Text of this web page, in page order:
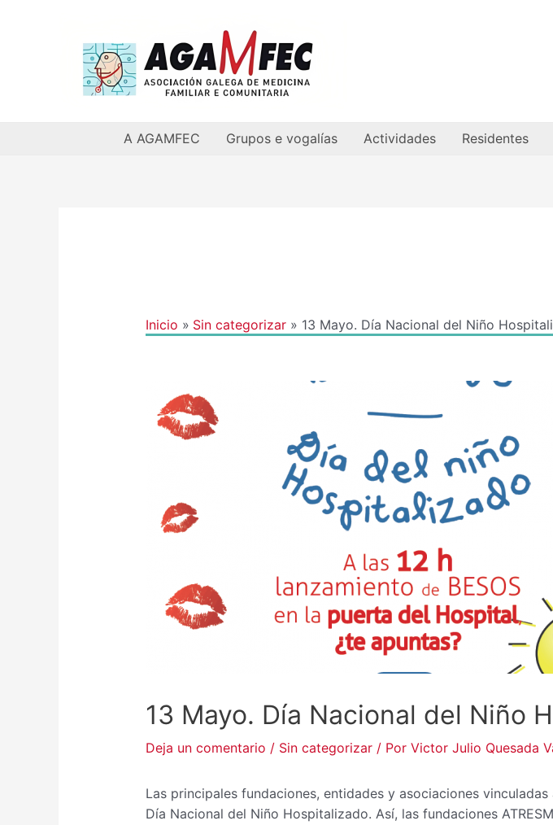
A AGAMFEC Grupos e vogalías Actividades Residentes
Inicio Sin categorizar 13 Mayo. Día Nacional del Niño
13 Mayo. Día Nacional del Niño
Deja un comentario / Sin categorizar/ Por Victor Julio Quesada
Las principales fundaciones, entidades y asociaciones
Día Nacional del Niño Hospitalizado. Así, las fundaciones